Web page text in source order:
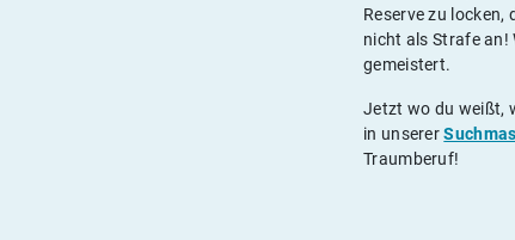
Reserve zu
nicht als Strafe
gemeistert.
Jetzt wo du weißt,
in unserer
Traumberuf!